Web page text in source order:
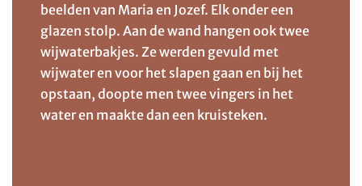
beelden van Maria en Jozef. Elk onder een
glazen stolp. Aan de wand hangen ook twee
wijwaterbakjes. Ze werden gevuld met
wijwater en voor het slapen gaan en bij het
opstaan, doopte men twee vingers in het
water en maakte dan een kruisteken.